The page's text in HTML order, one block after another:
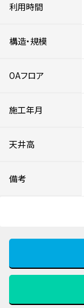
利用時間
構造・規模
OAフロア
施工年月
天井高
備考